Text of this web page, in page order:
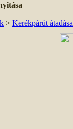
> Kerékpárút átadása